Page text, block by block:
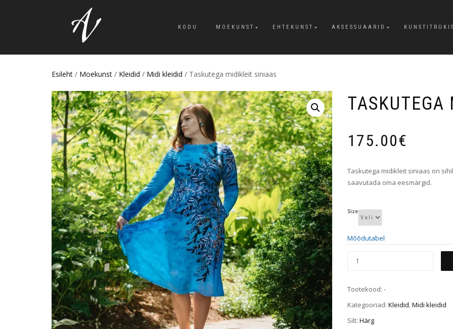
KODU MOEKUNST EHTEKUNST AKSESSUAARID
Esileht / Moekunst / Kleidid / Midi kleidid / Taskutega midikleit siniaas
175.00€
Taskutega midikleit siniaas on
saavutada oma eesmärgid.
Size
Mõõdutabel
Tootekood: -
Kategooriad: Kleidid,Midi kleidid
Silt: Härg